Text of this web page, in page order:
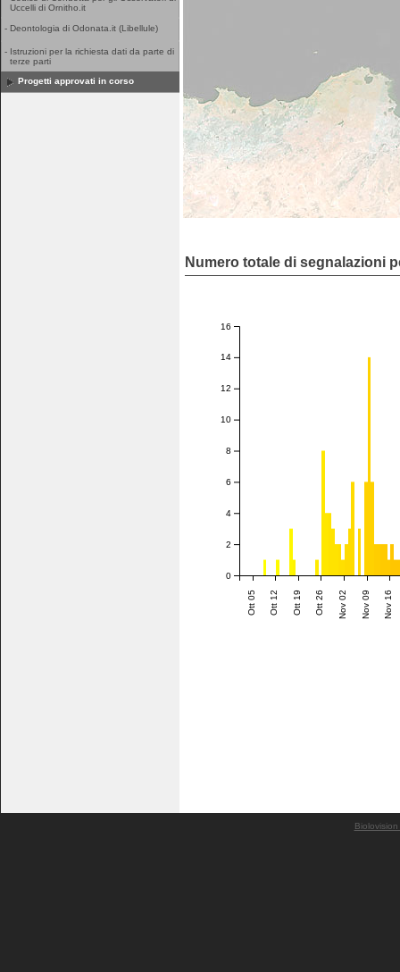
Uccelli di Ornitho.it
- Deontologia di Odonata.it (Libellule)
- Istruzioni per la richiesta dati da parte di
terze parti
Progetti approvati in corso
Numero totale di segnalazioni
Ott 05 Ott 12 Ott 19 Ott 26 Nov 02 Nov 09 Nov 16
0
2
4
6
8
10
12
14
16
Biolovision